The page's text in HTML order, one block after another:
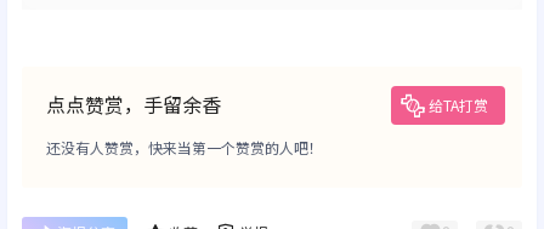
点点赞赏，手留余香 给TA打赏
还没有人赞赏，快来当第一个赞赏的人吧！